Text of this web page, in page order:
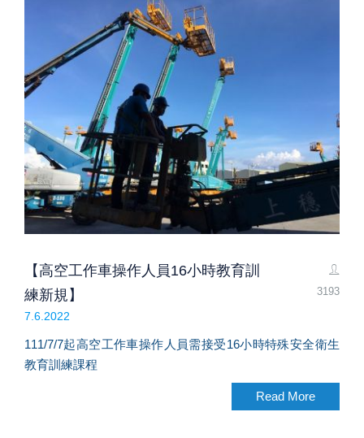
3193
【高空工作車操作人員16小時教育訓
練新規】
7.6.2022
111/7/7起高空工作車操作人員需接受16小時特殊安全衛生
教育訓練課程
Read More